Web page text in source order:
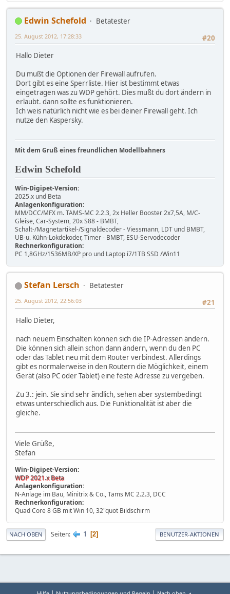
Edwin Schefold
Betatester
#20
25. August 2012, 17:28:33
Hallo Dieter
Du mußt die Optionen der Firewall aufrufen.
Dort gibt es eine Sperrliste. Hier ist bestimmt etwas
eingetragen was zu WDP gehört. Dies mußt du dort ändern in
erlaubt. dann sollte es funktionieren.
Ich weis natürlich nicht wie es bei deiner Firewall geht. Ich
nutze den Kaspersky.
Mit dem Gruß eines freundlichen Modellbahners
Edwin Schefold
Win-Digipet-Version:
2025.x und Beta
Anlagenkonfiguration:
MM/DCC/MFX m. TAMS-MC 2.2.3, 2x Heller Booster 2x7,5A, M/C-
Gleise, Car-System, 20x S88 - BMBT,
Schalt-/Magnetartikel-/Signaldecoder - Viessmann, LDT und BMBT,
UB-u. Kühn-Lokdekoder, Timer - BMBT, ESU-Servodecoder
Rechnerkonfiguration:
PC 1,8GHz/1536MB/XP pro und Laptop i7/1TB SSD /Win11
Stefan Lersch
Betatester
#21
25. August 2012, 22:56:03
Hallo Dieter,
nach neuem Einschalten können sich die IP-Adressen ändern.
Die können sich allein schon dann ändern, wenn du den PC
oder das Tablet neu mit dem Router verbindest. Allerdings
gibt es normalerweise in den Routern die Möglichkeit, einem
Gerät (also PC oder Tablet) eine feste Adresse zu vergeben.
Zu 3.: jein. Sie sind sehr ändlich, sehen aber systembedingt
etwas unterschiedlich aus. Die Funktionalität ist aber die
gleiche.
Viele Grüße,
Stefan
Win-Digipet-Version:
WDP 2021.x Beta
Anlagenkonfiguration:
N-Anlage im Bau, Minitrix & Co., Tams MC 2.2.3, DCC
Rechnerkonfiguration:
Quad Core 8 GB mit Win 10, 32"quot Bildschirm
NACH OBEN Seiten 1 2 BENUTZER-AKTIONEN